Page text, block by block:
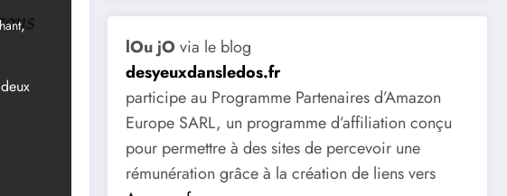
,
lOu jOvia le blog
desyeuxdansledos.fr
participe au Programme Partenaires d’Amazon
Europe SARL, un programme d’affiliation conçu
pour permettre à des sites de percevoir une
rémunération grâce à la création de liens vers